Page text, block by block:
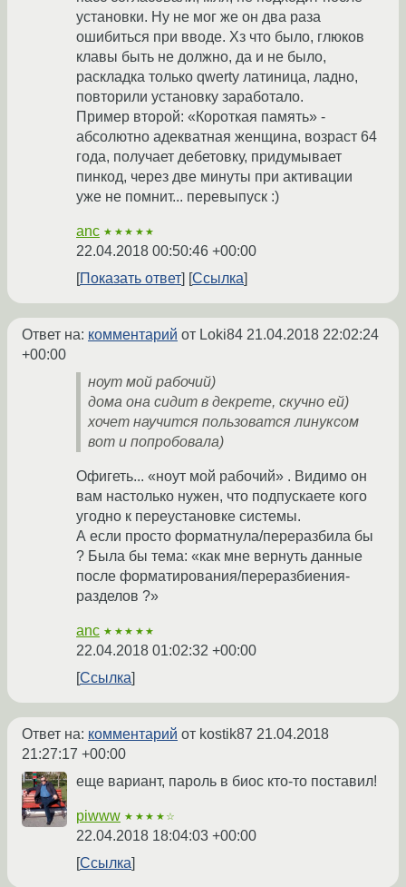
установки. Ну не мог же он два раза
ошибиться при вводе. Хз что было, глюков
клавы быть не должно, да и не было,
раскладка только qwerty латиница, ладно,
повторили установку заработало.
Пример второй: «Короткая память» -
абсолютно адекватная женщина, возраст 64
года, получает дебетовку, придумывает
пинкод, через две минуты при активации
уже не помнит... перевыпуск :)
anc ★★★★★
22.04.2018 00:50:46 +00:00
Показать ответ
Ссылка
Ответ на: комментарий от Loki84 21.04.2018 22:02:24
+00:00
ноут мой рабочий)
дома она сидит в декрете, скучно ей)
хочет научится пользоватся линуксом
вот и попробовала)
Офигеть... «ноут мой рабочий» . Видимо он
вам настолько нужен, что подпускаете кого
угодно к переустановке системы.
А если просто форматнула/переразбила бы
? Была бы тема: «как мне вернуть данные
после форматирования/переразбиения-
разделов ?»
anc ★★★★★
22.04.2018 01:02:32 +00:00
Ссылка
Ответ на: комментарий от kostik87 21.04.2018
21:27:17 +00:00
еще вариант, пароль в биос кто-то поставил!
piwww ★★★★☆
22.04.2018 18:04:03 +00:00
Ссылка